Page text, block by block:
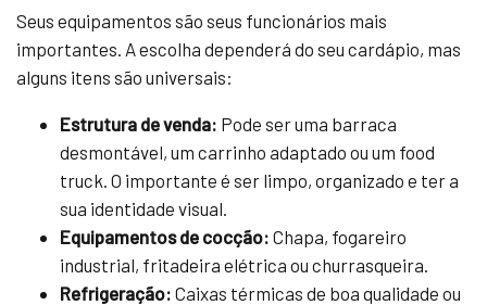
Seus equipamentos são seus funcionários mais
importantes. A escolha dependerá do seu cardápio, mas
alguns itens são universais:
Estrutura de venda: Pode ser uma barraca
desmontável, um carrinho adaptado ou um food
truck. O importante é ser limpo, organizado e ter a
sua identidade visual.
Equipamentos de cocção: Chapa, fogareiro
industrial, fritadeira elétrica ou churrasqueira.
Refrigeração: Caixas térmicas de boa qualidade ou